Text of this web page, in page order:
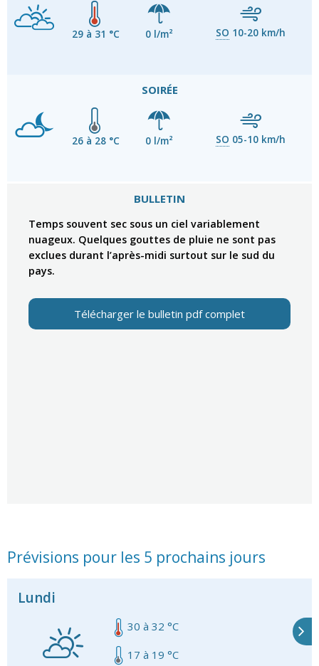
29 à 31 °C 0 l/m² SO 10-20 km/h
SOIRÉE
26 à 28 °C 0 l/m² SO 05-10 km/h
BULLETIN
Temps souvent sec sous un ciel variablement
nuageux. Quelques gouttes de pluie ne sont pas
exclues durant l’après-midi surtout sur le sud du
pays.
Télécharger le bulletin pdf complet
Prévisions pour les 5 prochains jours
Lundi
30 à 32 °C
17 à 19 °C